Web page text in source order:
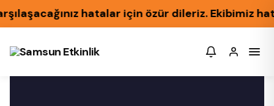
hatalar için özür dileriz. Ekibimiz